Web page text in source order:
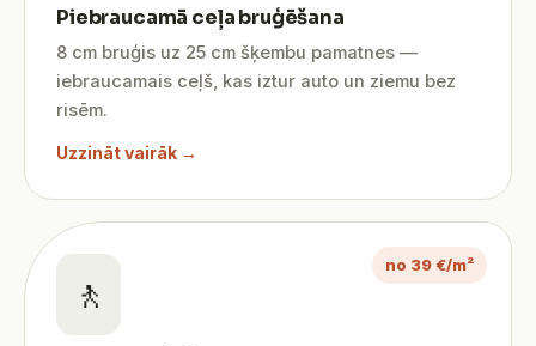
Piebraucamā ceļa bruģēšana
8 cm bruģis uz 25 cm šķembu pamatnes —
iebraucamais ceļš, kas iztur auto un ziemu bez
risēm.
Uzzināt vairāk →
no 39 €/m²
🚶